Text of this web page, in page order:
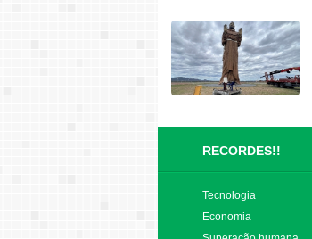
RECORDES!!
Tecnologia
Economia